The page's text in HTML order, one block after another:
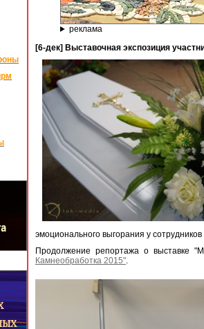
реклама
[6-дек] Выставочная экспозиция
эмоционального выгорания у
Продолжение репортажа о выставке
Камнеобработка 2015".